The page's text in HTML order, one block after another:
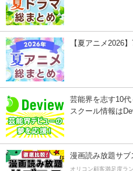
【夏アニメ2026
芸能界を志す10代
スクール情報は
漫画読み放題サブ
オリコン顧客満足度ラ